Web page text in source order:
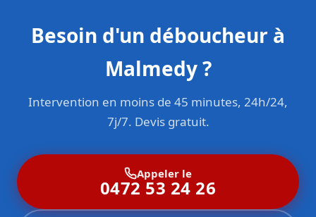
Besoin d'un déboucheur à
Malmedy ?
Intervention en moins de 45 minutes, 24h/24,
7j/7. Devis gratuit.
Appeler le
0472 53 24 26